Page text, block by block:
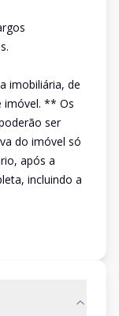
imobiliária, de
imóvel. ** Os
ser
do imóvel só
após a
incluindo a